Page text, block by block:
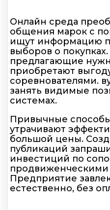
Онлайн среда
общения марок с
ищут информацию
выборов о
предлагающие
приобретают
соревнователями.
занять видимые
системах.
Привычные
утрачивают
большой цены.
публикаций
инвестиций по
Предприятие
естественно, без